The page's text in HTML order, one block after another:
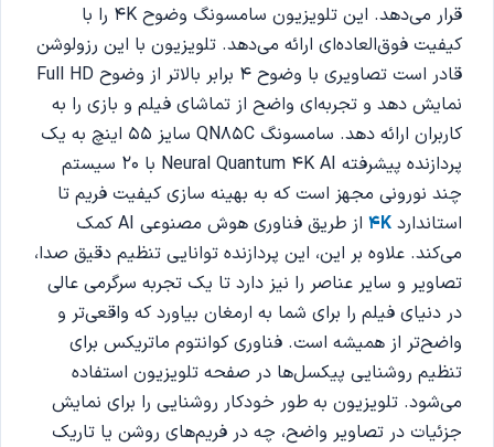
قرار می‌دهد. این تلویزیون سامسونگ وضوح 4K را با
کیفیت فوق‌العاده‌ای ارائه می‌دهد. تلویزیون با این رزولوشن
قادر است تصاویری با وضوح 4 برابر بالاتر از وضوح Full HD
نمایش دهد و تجربه‌ای واضح از تماشای فیلم و بازی را به
کاربران ارائه دهد. سامسونگ QN85C سایز 55 اینچ به یک
پردازنده پیشرفته Neural Quantum 4K AI با 20 سیستم
چند نورونی مجهز است که به بهینه سازی کیفیت فریم تا
استاندارد 4K
از طریق فناوری هوش مصنوعی AI کمک
می‌کند. علاوه بر این، این پردازنده توانایی تنظیم دقیق صدا،
تصاویر و سایر عناصر را نیز دارد تا یک تجربه سرگرمی عالی
در دنیای فیلم را برای شما به ارمغان بیاورد که واقعی‌تر و
واضح‌تر از همیشه است. فناوری کوانتوم ماتریکس برای
تنظیم روشنایی پیکسل‌ها در صفحه تلویزیون استفاده
می‌شود. تلویزیون به طور خودکار روشنایی را برای نمایش
جزئیات در تصاویر واضح، چه در فریم‌های روشن یا تاریک